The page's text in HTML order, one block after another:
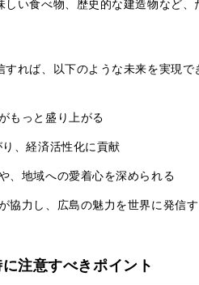
すれば、以下のような未来を実現
もっと盛り上がる
、経済活性化に貢献
、地域への愛着心を深められる
協力し、広島の魅力を世界に発信
注意すべきポイント